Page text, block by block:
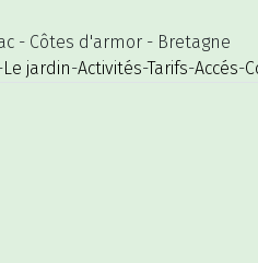
- Côtes d'armor - Bretagne
Le jardin-Activités-Tarifs-Accés-